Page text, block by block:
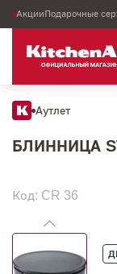
АкцииПодарочные
Аутлет
БЛИННИЦА
Код: CR 36